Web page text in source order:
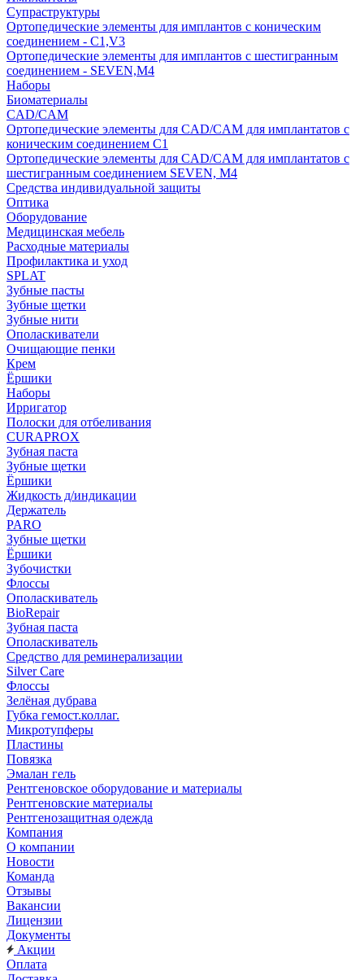
Супраструктуры
Ортопедические элементы для имплантов с коническим
соединением - C1,V3
Ортопедические элементы для имплантов с шестигранным
соединением - SEVEN,M4
Наборы
Биоматериалы
CAD/CAM
Ортопедические элементы для CAD/CAM для имплантатов с
коническим соединением С1
Ортопедические элементы для CAD/CAM для имплантатов с
шестигранным соединением SEVEN, М4
Средства индивидуальной защиты
Оптика
Оборудование
Медицинская мебель
Расходные материалы
Профилактика и уход
SPLAT
Зубные пасты
Зубные щетки
Зубные нити
Ополаскиватели
Очищающие пенки
Крем
Ёршики
Наборы
Ирригатор
Полоски для отбеливания
CURAPROX
Зубная паста
Зубные щетки
Ёршики
Жидкость д/индикации
Держатель
PARO
Зубные щетки
Ёршики
Зубочистки
Флоссы
Ополаскиватель
BioRepair
Зубная паста
Ополаскиватель
Средство для реминерализации
Silver Care
Флоссы
Зелёная дубрава
Губка гемост.коллаг.
Микротупферы
Пластины
Повязка
Эмалан гель
Рентгеновское оборудование и материалы
Рентгеновские материалы
Рентгенозащитная одежда
Компания
О компании
Новости
Команда
Отзывы
Вакансии
Лицензии
Документы
Акции
Оплата